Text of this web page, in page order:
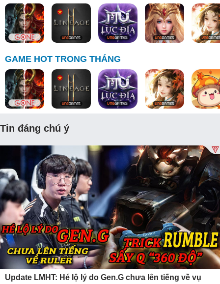
GAME HOT TRONG THÁNG
Tin đáng chú ý
Update LMHT: Hé lộ lý do Gen.G chưa lên tiếng về vụ